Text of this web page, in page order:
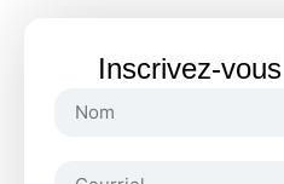
Inscrivez-